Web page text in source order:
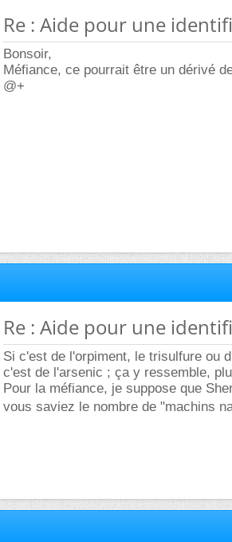
Re : Aide pour une
Bonsoir,
Méfiance, ce pourrait être un dérivé
@+
Re : Aide pour une
Si c'est de l'orpiment, le trisulfure ou
c'est de l'arsenic ; ça y ressemble,
Pour la méfiance, je suppose que
vous saviez le nombre de "machins